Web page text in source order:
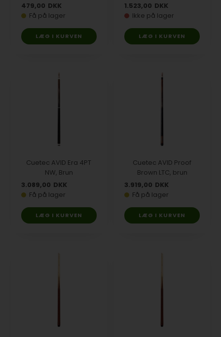
479,00 DKK
Få på lager
1.523,00 DKK
Ikke på lager
Cuetec AVID Era 4PT
NW, Brun
3.089,00 DKK
Få på lager
Cuetec AVID Proof
Brown LTC, brun
3.919,00 DKK
Få på lager